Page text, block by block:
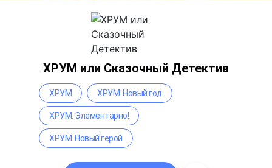
ХРУМ или Сказочный Детектив
ХРУМ ХРУМ. Новый год
ХРУМ. Элементарно!
ХРУМ. Новый герой